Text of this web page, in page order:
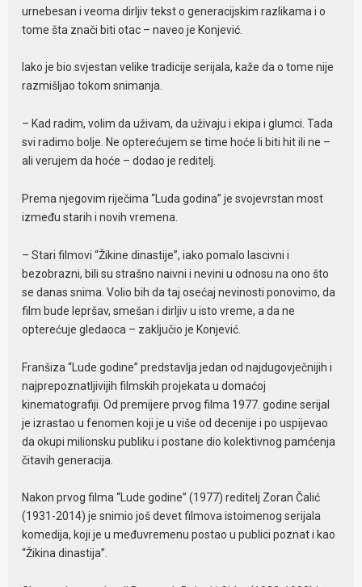
urnebesan i veoma dirljiv tekst o generacijskim razlikama i o
tome šta znači biti otac – naveo je Konjević.
Iako je bio svjestan velike tradicije serijala, kaže da o tome nije
razmišljao tokom snimanja.
– Kad radim, volim da uživam, da uživaju i ekipa i glumci. Tada
svi radimo bolje. Ne opterećujem se time hoće li biti hit ili ne –
ali verujem da hoće – dodao je reditelj.
Prema njegovim riječima “Luda godina” je svojevrstan most
između starih i novih vremena.
– Stari filmovi “Žikine dinastije”, iako pomalo lascivni i
bezobrazni, bili su strašno naivni i nevini u odnosu na ono što
se danas snima. Volio bih da taj osećaj nevinosti ponovimo, da
film bude lepršav, smešan i dirljiv u isto vreme, a da ne
opterećuje gledaoca – zaključio je Konjević.
Franšiza “Lude godine” predstavlja jedan od najdugovječnijih i
najprepoznatljivijih filmskih projekata u domaćoj
kinematografiji. Od premijere prvog filma 1977. godine serijal
je izrastao u fenomen koji je u više od decenije i po uspijevao
da okupi milionsku publiku i postane dio kolektivnog pamćenja
čitavih generacija.
Nakon prvog filma “Lude godine” (1977) reditelj Zoran Čalić
(1931-2014) je snimio još devet filmova istoimenog serijala
komedija, koji je u međuvremenu postao u publici poznat i kao
“Žikina dinastija”.